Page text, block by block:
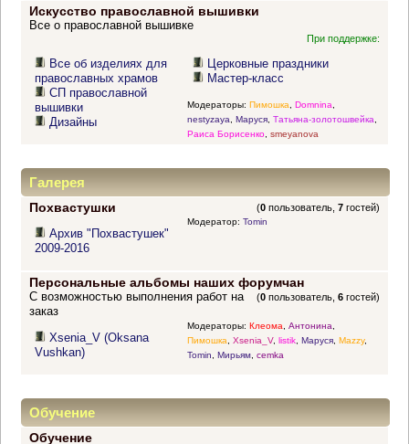
Искусство православной вышивки
Все о православной вышивке
При поддержке:
Все об изделиях для
православных храмов
СП православной
вышивки
Дизайны
Церковные праздники
Мастер-класс
Модераторы: Пимошка Domnina
nestyzaya
Маруся, Татьяна-золотошвейка
Раиса Борисенко, smeyanova
Галерея
Похвастушки (0 пользователь,7 гостей)
Архив "Похвастушек"
2009-2016
Модератор: Tomin
Персональные альбомы наших форумчан
(0 пользователь,6 гостей)
С возможностью выполнения работ на
заказ
Xsenia_V (Oksana
Vushkan)
Модераторы: Клеома, Антонина,
Пимошка, Xsenia_V, listik, Маруся, Mazzy,
Tomin, Мирьям, cemka
Обучение
Обучение